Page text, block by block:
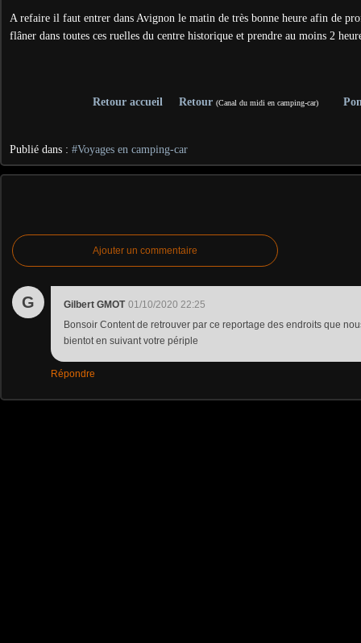
A refaire il faut entrer dans Avignon le matin de très bonne heure afin de
flâner dans toutes ces ruelles du centre historique et prendre au moins 2
Retour accueil Retour (Canal du midi en camping-car)
Publié dans : #Voyages en camping-car
Ajouter un commentaire
G Gilbert GMOT 01/10/2020 22:25
Bonsoir Content de retrouver par ce reportage des endroits que
bientot en suivant votre périple
Répondre